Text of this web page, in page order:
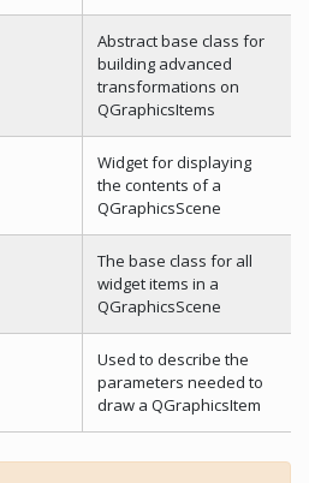
Abstract base class for
building advanced
transformations on
QGraphicsItems
Widget for displaying
the contents of a
QGraphicsScene
The base class for all
widget items in a
QGraphicsScene
Used to describe the
parameters needed to
draw a QGraphicsItem